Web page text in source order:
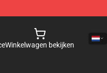
Winkelwagen bekijken